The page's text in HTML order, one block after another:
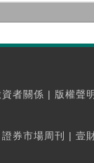
資者關係 | 版權聲明
證券市場周刊 | 壹